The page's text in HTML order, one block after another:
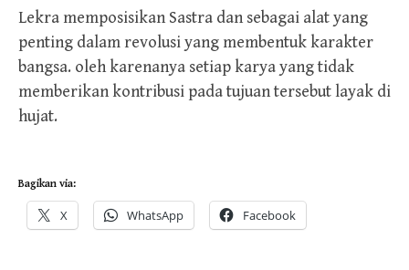
Lekra memposisikan Sastra dan sebagai alat yang
penting dalam revolusi yang membentuk karakter
bangsa. oleh karenanya setiap karya yang tidak
memberikan kontribusi pada tujuan tersebut layak di
hujat.
Bagikan via:
X WhatsApp Facebook